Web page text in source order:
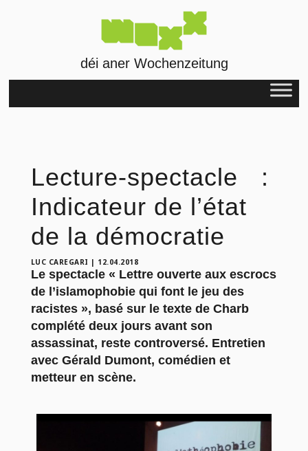
déi aner Wochenzeitung
Lecture-spectacle :
Indicateur de l’état
de la démocratie
LUC CAREGARI | 12.04.2018
Le spectacle « Lettre ouverte aux escrocs
de l’islamophobie qui font le jeu des
racistes », basé sur le texte de Charb
complété deux jours avant son
assassinat, reste controversé. Entretien
avec Gérald Dumont, comédien et
metteur en scène.